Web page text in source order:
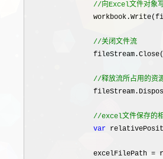
// 向Excel文件对象
//关闭文件流
//释放流所占用的资
//excel文件保存的
var
                excelFilePath
=